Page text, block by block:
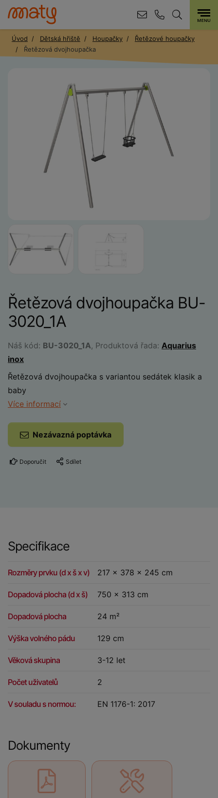
Úvod Dětská hřiště Houpačky
Řetězové houpačky
Řetězová dvojhoupačka
Řetězová dvojhoupačka BU-
3020_1A
Náš kód: BU-3020_1A, Produktová řada: Aquarius
inox
Řetězová dvojhoupačka s variantou sedátek klasik a
baby
Více informací
Nezávazná poptávka
Doporučit Sdílet
Specifikace
Rozměry prvku (d x š x v) 217 x 378 x 245 cm
Dopadová plocha (d x š) 750 x 313 cm
Dopadová plocha 24 m²
Výška volného pádu 129 cm
Věková skupina 3-12 let
Počet uživatelů 2
V souladu s normou: EN 1176-1: 2017
Dokumenty